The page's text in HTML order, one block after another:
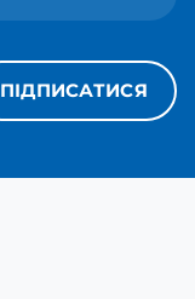
ПІДПИСАТИСЯ